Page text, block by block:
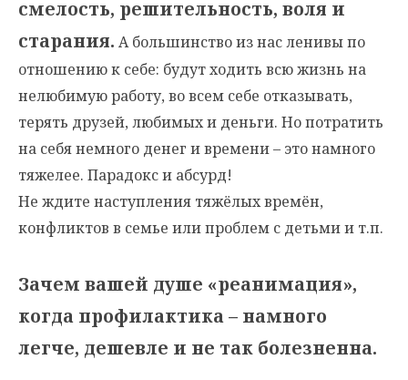
смелость, решительность, воля и
старания. А большинство из нас ленивы по
отношению к себе: будут ходить всю жизнь на
нелюбимую работу, во всем себе отказывать,
терять друзей, любимых и деньги. Но потратить
на себя немного денег и времени – это намного
тяжелее. Парадокс и абсурд!
Не ждите наступления тяжёлых времён,
конфликтов в семье или проблем с детьми и т.п.
Зачем вашей душе «реанимация»,
когда профилактика – намного
легче, дешевле и не так болезненна.